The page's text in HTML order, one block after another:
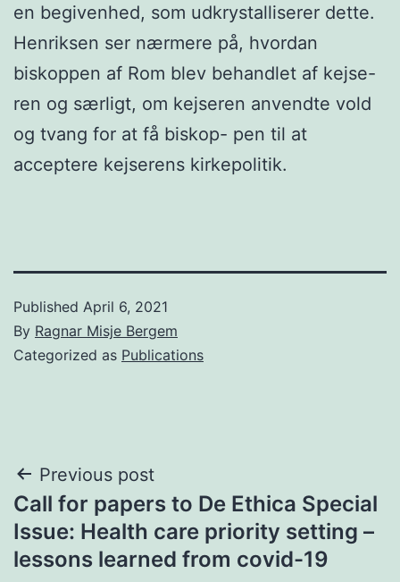
en begivenhed, som udkrystalliserer dette.
Henriksen ser nærmere på, hvordan
biskoppen af Rom blev behandlet af kejse-
ren og særligt, om kejseren anvendte vold
og tvang for at få biskop- pen til at
acceptere kejserens kirkepolitik.
Published April 6, 2021
By Ragnar Misje Bergem
Categorized as Publications
Post
navigation
Previous post
Call for papers to De Ethica Special
Issue: Health care priority setting –
lessons learned from covid-19